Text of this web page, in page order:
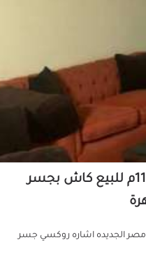
شقة سكنية 115م للبيع كاش بجسر
للبيع مصر الجديده اشاره روكسي جسر